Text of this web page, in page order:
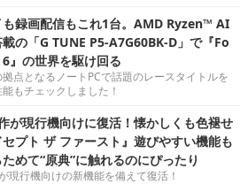
も録画配信もこれ1台。AMD Ryzen™ AI
の「G TUNE P5-A7G60BK-D」で『Fo
』の世界を駆け回る
点となるノートPCで話題のレースタイトルを
もチェックしました！
が現行機向けに復活！懐かしくも色褪せ
プト ザ ファースト』遊びやすい機能も
めて“原典”に触れるのにぴったり
現行機向けの新機能を備えて復活！